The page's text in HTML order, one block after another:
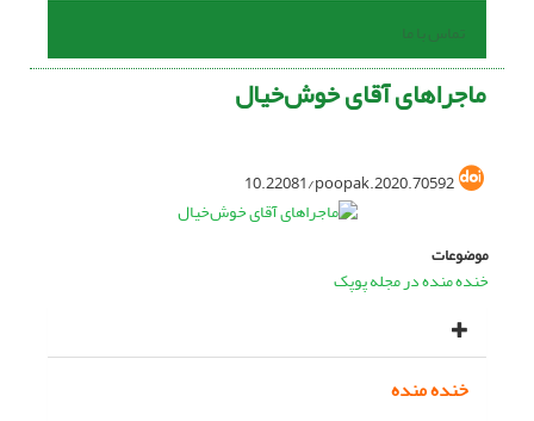
تماس با ما
ماجراهای آقای خوش‌خیال
10.22081/poopak.2020.70592
موضوعات
خنده منده در مجله پوپک
خنده منده